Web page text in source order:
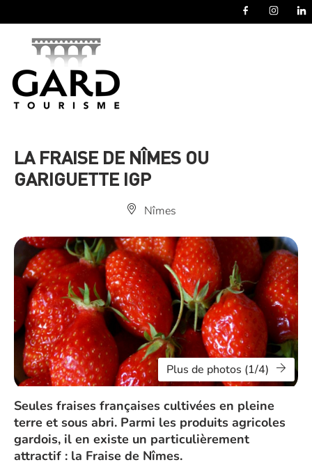
LA FRAISE DE NÎMES OU
GARIGUETTE IGP
Nîmes
Plus de photos (1/4)
Seules fraises françaises cultivées en pleine
terre et sous abri. Parmi les produits agricoles
gardois, il en existe un particulièrement
attractif : la Fraise de Nîmes.